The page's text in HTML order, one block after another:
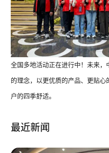
全国多地活动正在进行中！未来，
的理念，以更优质的产品、更贴
户的四季舒适。
最近新闻